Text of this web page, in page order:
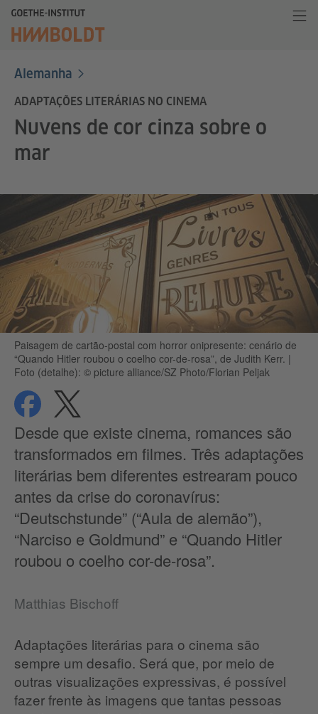
Alemanha
ADAPTAÇÕES LITERÁRIAS NO CINEMA
Nuvens de cor cinza sobre o
mar
Paisagem de cartão-postal com horror onipresente: cenário de
“Quando Hitler roubou o coelho cor-de-rosa”, de Judith Kerr. |
Foto (detalhe): © picture alliance/SZ Photo/Florian Peljak
compartilharcompartilhar
Desde que existe cinema, romances são
transformados em filmes. Três adaptações
literárias bem diferentes estrearam pouco
antes da crise do coronavírus:
“Deutschstunde” (“Aula de alemão”),
“Narciso e Goldmund” e “Quando Hitler
roubou o coelho cor-de-rosa”.
Matthias Bischoff
Adaptações literárias para o cinema são
sempre um desafio. Será que, por meio de
outras visualizações expressivas, é possível
fazer frente às imagens que tantas pessoas